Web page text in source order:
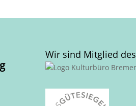
Wir sind Mitglied des